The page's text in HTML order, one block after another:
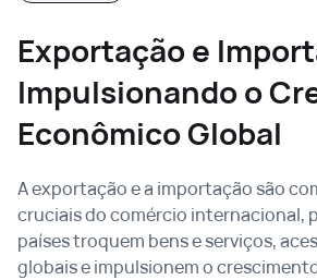
Exportação e
Impulsionando o
Econômico Global
A exportação e a importação são
cruciais do comércio internacional,
países troquem bens e serviços,
globais e impulsionem o